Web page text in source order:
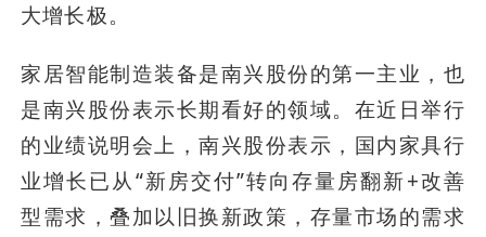
大增长极。
家居智能制造装备是南兴股份的第一主业，也
是南兴股份表示长期看好的领域。在近日举行
的业绩说明会上，南兴股份表示，国内家具行
业增长已从“新房交付”转向存量房翻新+改善
型需求，叠加以旧换新政策，存量市场的需求